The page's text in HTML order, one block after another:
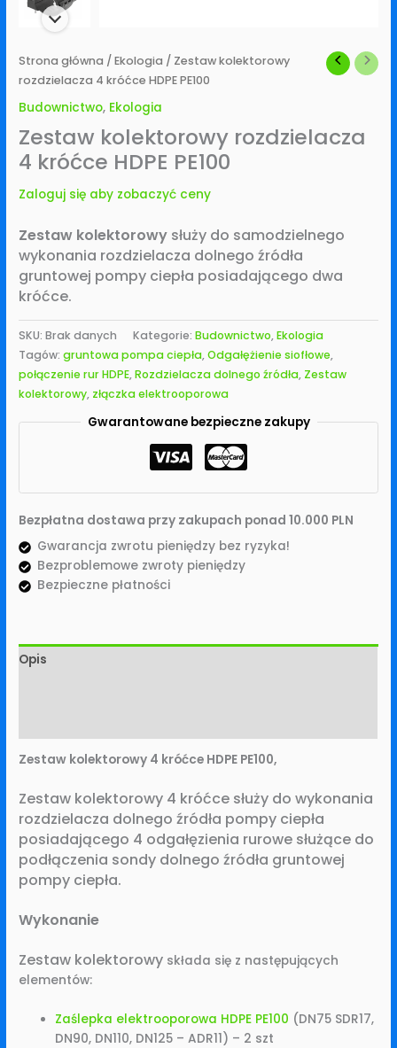
Strona główna /Ekologia / Zestaw kolektorowy
rozdzielacza 4 króćce HDPE PE100
Budownictwo, Ekologia
Zestaw kolektorowy rozdzielacza
4 króćce HDPE PE100
Zaloguj się aby zobaczyć ceny
Zestaw kolektorowy służy do samodzielnego
wykonania rozdzielacza dolnego źródła
gruntowej pompy ciepła posiadającego dwa
króćce.
SKU:Brak danych Kategorie:Budownictwo,Ekologia
Tagów:gruntowa pompa ciepła,Odgałężienie siofłowe,
połączenie rur HDPE,Rozdzielacza dolnego źródła, Zestaw
kolektorowy, złączka elektrooporowa
Gwarantowane bezpieczne zakupy
Bezpłatna dostawa przy zakupach ponad 10.000 PLN
Gwarancja zwrotu pieniędzy bez ryzyka!
Bezproblemowe zwroty pieniędzy
Bezpieczne płatności
Opis
Zestaw kolektorowy 4 króćce HDPE PE100,
Zestaw kolektorowy 4 króćce służy do wykonania
rozdzielacza dolnego źródła pompy ciepła
posiadającego 4 odgałęzienia rurowe służące do
podłączenia sondy dolnego źródła gruntowej
pompy ciepła.
Wykonanie
Zestaw kolektorowy składa się z następujących
elementów:
Zaślepka elektrooporowa HDPE PE100 (DN75 SDR17,
DN90, DN110, DN125 – ADR11) – 2 szt